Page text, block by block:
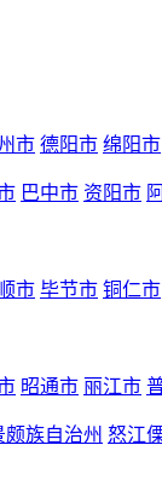
市 德阳市 绵阳市
巴中市 资阳市
市 毕节市 铜仁市
昭通市 丽江市
族自治州 怒江